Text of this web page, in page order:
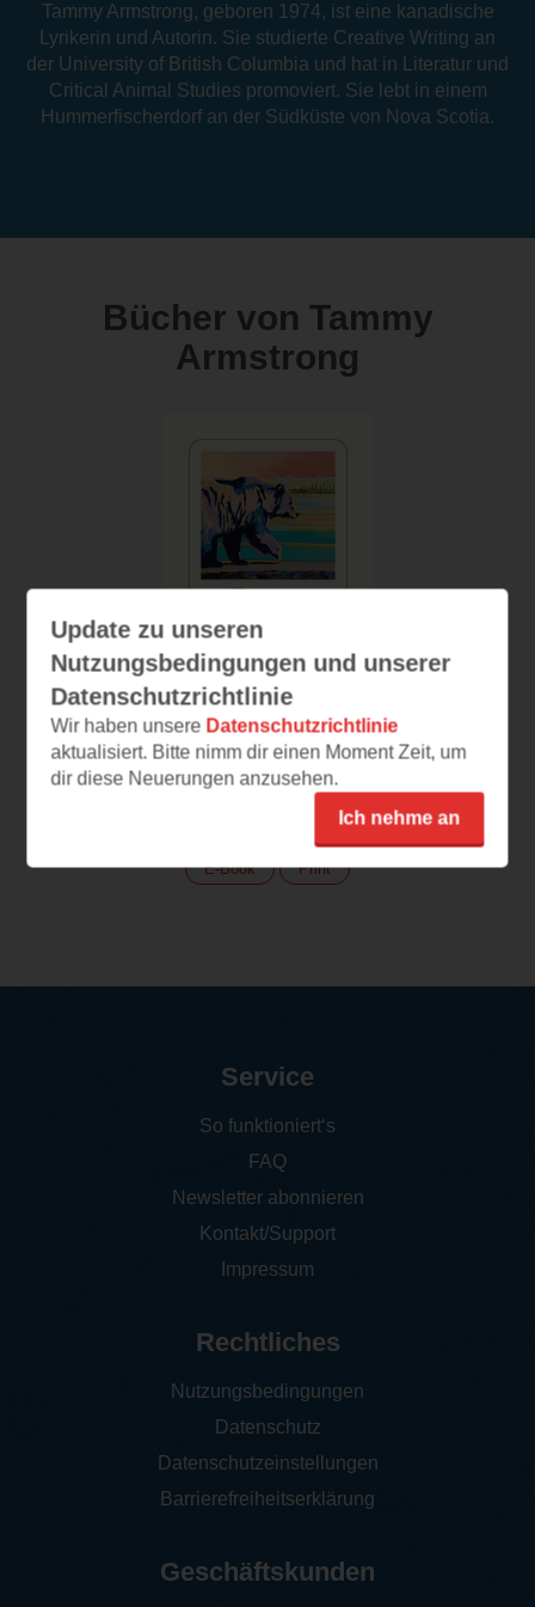
Tammy Armstrong, geboren 1974, ist eine kanadische
Lyrikerin und Autorin. Sie studierte Creative Writing an
der University of British Columbia und hat in Literatur und
Critical Animal Studies promoviert. Sie lebt in einem
Hummerfischerdorf an der Südküste von Nova Scotia.
Bücher von Tammy
Armstrong
Pearly Everlasting
278)
E-Book Print
Update zu unseren
Nutzungsbedingungen und unserer
Datenschutzrichtlinie
Wir haben unsere Datenschutzrichtlinie
aktualisiert. Bitte nimm dir einen Moment Zeit, um
dir diese Neuerungen anzusehen.
Ich nehme an
Service
So funktioniert‘s
FAQ
Newsletter abonnieren
Kontakt/Support
Impressum
Rechtliches
Nutzungsbedingungen
Datenschutz
Datenschutzeinstellungen
Barrierefreiheitserklärung
Geschäftskunden